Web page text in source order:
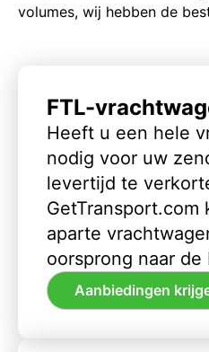
volumes, wij hebben de
FTL-
Heeft u een hele
nodig voor uw
levertijd te
GetTransport.com
aparte
oorsprong naar de
Aanbiedingen